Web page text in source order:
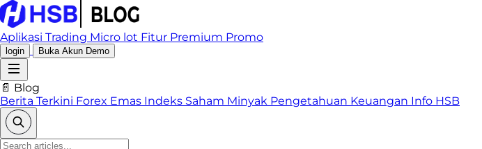
Aplikasi Trading Micro lot Fitur Premium Promo
login Buka Akun Demo
📄 Blog
Berita Terkini Forex Emas Indeks Saham Minyak Pengetahuan Keuangan Info HSB